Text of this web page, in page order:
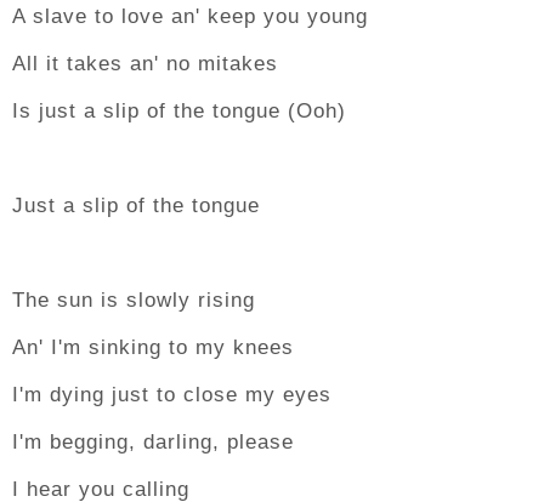
A slave to love an' keep you young
All it takes an' no mitakes
Is just a slip of the tongue (Ooh)
Just a slip of the tongue
The sun is slowly rising
An' I'm sinking to my knees
I'm dying just to close my eyes
I'm begging, darling, please
I hear you calling